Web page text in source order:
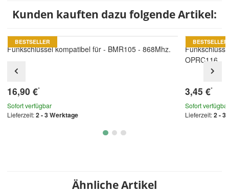
Kunden kauften dazu folgende Artikel:
BESTSELLER
Funkschlüssel kompatibel für - BMR105 - 868Mhz.
16,90 €*
Sofort verfügbar
Lieferzeit:2 - 3 Werktage
BESTSELLER
OPRC116
3,45 €*
Sofort verfügbar
Lieferzeit:2 - 3
Ähnliche Artikel